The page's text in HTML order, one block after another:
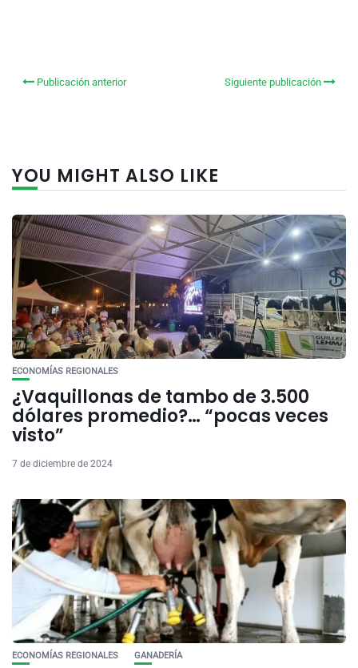
Publicación anterior Siguiente publicación
YOU MIGHT ALSO LIKE
ECONOMÍAS REGIONALES
¿Vaquillonas de tambo de 3.500
dólares promedio?… “pocas veces
visto”
7 de diciembre de 2024
ECONOMÍAS REGIONALES GANADERÍA